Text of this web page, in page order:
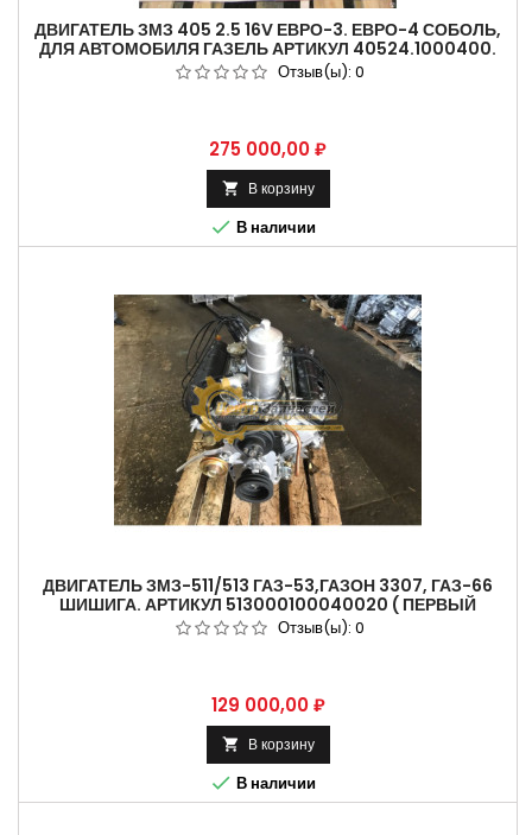
ДВИГАТЕЛЬ ЗМЗ 405 2.5 16V ЕВРО-3. ЕВРО-4 СОБОЛЬ,
ДЛЯ АВТОМОБИЛЯ ГАЗЕЛЬ АРТИКУЛ 40524.1000400.
Отзыв(ы): 0
Цена
275 000,00 ₽
 В корзину
 В наличии
ДВИГАТЕЛЬ ЗМЗ-511/513 ГАЗ-53,ГАЗОН 3307, ГАЗ-66
ШИШИГА. АРТИКУЛ 513000100040020 ( ПЕРВЫЙ
РЕМОНТ ГАРАНТИЯ 6 МЕС.)
Отзыв(ы): 0
Цена
129 000,00 ₽
 В корзину
 В наличии